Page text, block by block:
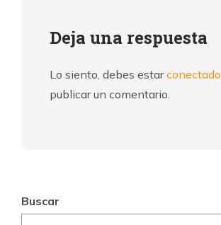
Deja una respuesta
Lo siento, debes estarconectado
publicar un comentario.
Buscar